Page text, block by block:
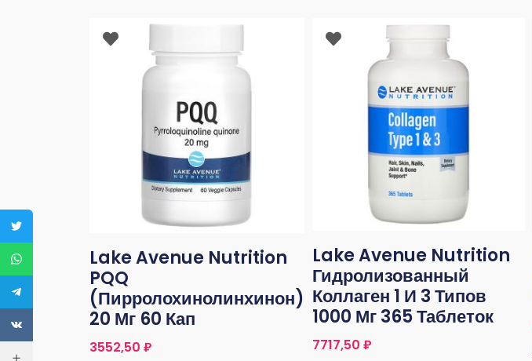
Lake Avenue Nutrition
PQQ
(пирролохинолинхинон)
20 Мг 60 Кап
3552,50₽
Lake Avenue Nutrition
Гидролизованный
Коллаген 1 И 3 Типов
1000 Мг 365 Таблеток
7717,50₽